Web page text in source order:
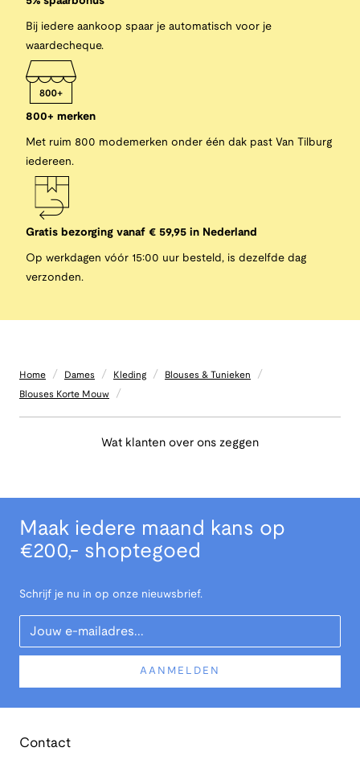
Bij iedere aankoop spaar je automatisch voor je
waardecheque.
800+ merken
Met ruim 800 modemerken onder één dak past Van Tilburg
iedereen.
Gratis bezorging vanaf € 59,95 in Nederland
Op werkdagen vóór 15:00 uur besteld, is dezelfde dag
verzonden.
Home / Dames / Kleding / Blouses & Tunieken /
Blouses Korte Mouw /
Wat klanten over ons zeggen
Maak iedere maand kans op
€200,- shoptegoed
Schrijf je nu in op onze nieuwsbrief.
Your Email
AANMELDEN
Contact